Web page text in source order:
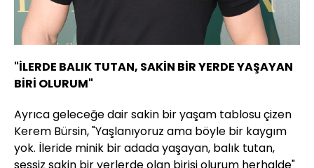
"İLERDE BALIK TUTAN, SAKİN BİR YERDE YAŞAYAN
BİRİ OLURUM"
Ayrıca geleceğe dair sakin bir yaşam tablosu çizen
Kerem Bürsin, "Yaşlanıyoruz ama böyle bir kaygım
yok. İleride minik bir adada yaşayan, balık tutan,